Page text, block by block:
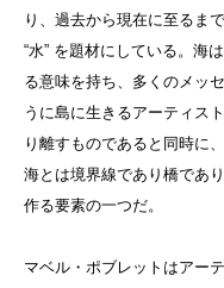
り、過去から現在に至るま
“水” を題材にしている。海
る意味を持ち、多くのメッ
うに島に生きるアーティス
り離すものであると同時に
海とは境界線であり橋であ
作る要素の一つだ。
マベル・ポブレットはアー